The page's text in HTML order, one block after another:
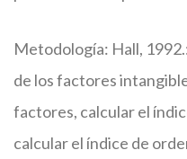
Metodología: Hall,
de los factores
factores, calcular el
calcular el índice de